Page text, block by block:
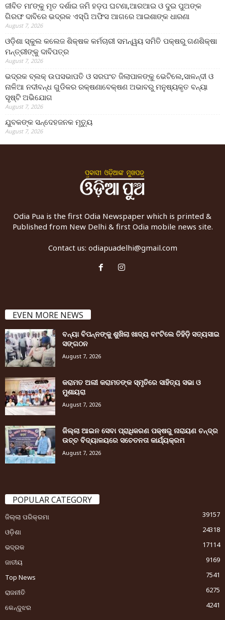
ଜୀବିତ ମା’ଙ୍କୁ ମୃତ ଦର୍ଶାଇ ଜମି ହଡ଼ପ ଘଟଣା,ଆରଆଇ ଓ ଦୁଇ ପୁଅଙ୍କ
ଗିରଫ ଦାବିରେ ଭଦ୍ରକ ଏସ୍‌ପି ଅଫିସ ଆଗରେ ଆଇଶାଙ୍କ ଧାରଣା
August 7, 2026
ଓଡ଼ିଶା ସ୍କୁଲ କଲେଜ ଶିକ୍ଷକ କର୍ମଚାରୀ ସମନ୍ୱୟ ସମିତି ପକ୍ଷରୁ ଗଣଶିକ୍ଷା
ମନ୍ତ୍ରୀଙ୍କୁ ଦାବିପତ୍ର
August 7, 2026
ଭଦ୍ରକ ବ୍ଲକ୍ ଉପସଭାପତି ଓ ସରପଂଚ ଜିଲାପାଳଙ୍କୁ ଭେଟିଲେ,ସାଳନ୍ଦୀ ଓ
ନାଳିଆ ନଦୀବନ୍ଧ ଗୁଡିକର ରକ୍ଷଣାବେକ୍ଷଣ ଅଭାବରୁ ମନୁଷ୍ୟକୃତ ବନ୍ୟା
ସୃଷ୍ଟି ଅଭିଯୋଗ
August 7, 2026
ଯୁବକଙ୍କ ସନ୍ଦେହଜନକ ମୃତ୍ୟୁ
August 7, 2026
Odia Pua is the first Odia Newspaper which is printed &
Published from New Delhi & first Odia mobile news site.
Contact us: odiapuadelhi@gmail.com
EVEN MORE NEWS
ବନ୍ୟା ବିପନ୍ନଙ୍କୁ ଶୁଖିଲା ଖାଦ୍ୟ ବାଂଟିଲେ ତିହିଡି଼ ସତ୍ୟସାଇ
ସଙ୍ଗଠନ
August 7, 2026
କରାମତ ଅଲୀ କରାମତଙ୍କ ସ୍ମୃତିରେ ସାହିତ୍ୟ ସଭା ଓ
ମୁଶାୟରା
August 7, 2026
ଜିଲ୍ଲା ଆଇନ ସେବା ପ୍ରାଧିକରଣ ପକ୍ଷରୁ ନାରାୟଣ ଚନ୍ଦ୍ର
ଉଚ୍ଚ ବିଦ୍ୟାଳୟରେ ସଚେତନତା କାର୍ଯ୍ୟକ୍ରମ
August 7, 2026
POPULAR CATEGORY
ଜିଲ୍ଲା ପରିକ୍ରମା
39157
ଓଡ଼ିଶା
24318
ଭଦ୍ରକ
17114
ଜାତୀୟ
9169
Top News
7541
ରାଜନୀତି
6275
କେନ୍ଦୁଝର
4241